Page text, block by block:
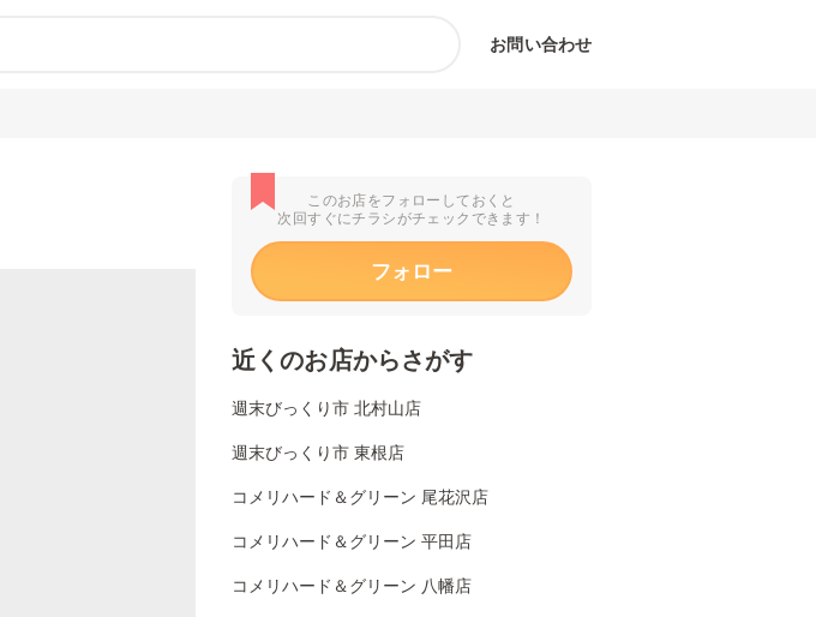
お問い合わせ
このお店をフォローしておくと
次回すぐにチラシがチェックできます！
フォロー
近くのお店からさがす
週末びっくり市 北村山店
週末びっくり市 東根店
コメリハード＆グリーン 尾花沢店
コメリハード＆グリーン 平田店
コメリハード＆グリーン 八幡店